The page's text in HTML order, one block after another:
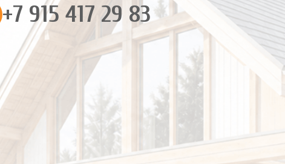
+7 915 417 29 83